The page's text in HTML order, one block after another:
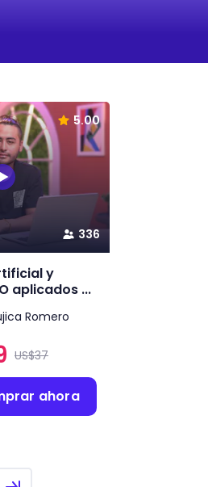
336
5.00
y
aplicados ...
Romero
US$37
ahora